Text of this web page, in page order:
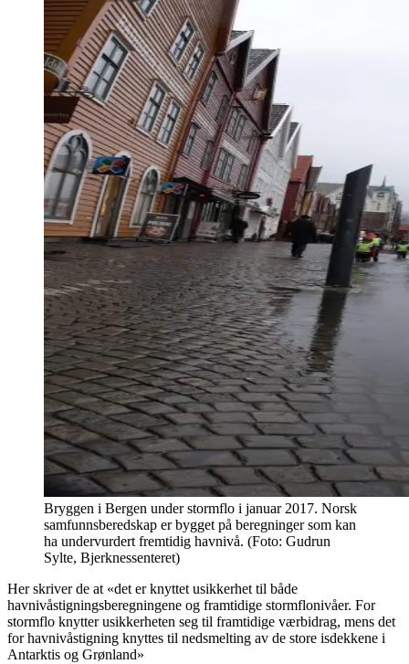
Bryggen i Bergen under stormflo i januar 2017. Norsk
samfunnsberedskap er bygget på beregninger som kan
ha undervurdert fremtidig havnivå. (Foto: Gudrun
Sylte, Bjerknessenteret)
Her skriver de at «det er knyttet usikkerhet til både
havnivåstigningsberegningene og framtidige stormflonivåer. For
stormflo knytter usikkerheten seg til framtidige værbidrag, mens det
for havnivåstigning knyttes til nedsmelting av de store isdekkene i
Antarktis og Grønland»